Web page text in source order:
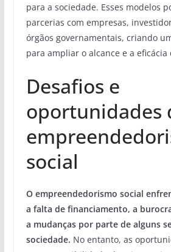
para a sociedade. Esses modelos
parcerias com empresas,
órgãos governamentais, criando
para ampliar o alcance e a eficácia
Desafios e
oportunidades
social
O empreendedorismo social
a falta de financiamento, a
a mudanças por parte de alguns
sociedade. No entanto, as